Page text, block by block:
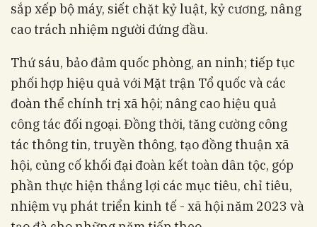
sắp xếp bộ máy, siết chặt kỷ luật, kỷ cương, nâng
cao trách nhiệm người đứng đầu.
Thứ sáu, bảo đảm quốc phòng, an ninh; tiếp tục
phối hợp hiệu quả với Mặt trận Tổ quốc và các
đoàn thể chính trị xã hội; nâng cao hiệu quả
công tác đối ngoại. Đồng thời, tăng cường công
tác thông tin, truyền thông, tạo đồng thuận xã
hội, củng cố khối đại đoàn kết toàn dân tộc, góp
phần thực hiện thắng lợi các mục tiêu, chỉ tiêu,
nhiệm vụ phát triển kinh tế - xã hội năm 2023 và